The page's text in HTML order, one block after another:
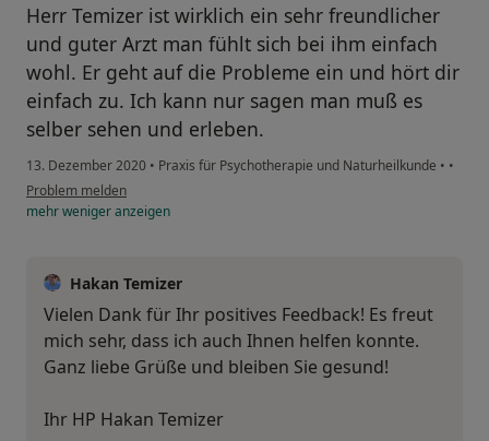
Herr Temizer ist wirklich ein sehr freundlicher
und guter Arzt man fühlt sich bei ihm einfach
wohl. Er geht auf die Probleme ein und hört dir
einfach zu. Ich kann nur sagen man muß es
selber sehen und erleben.
13. Dezember 2020 • Praxis für Psychotherapie und Naturheilkunde • •
Problem melden
mehrwenigeranzeigen
Hakan Temizer
Vielen Dank für Ihr positives Feedback! Es freut
mich sehr, dass ich auch Ihnen helfen konnte.
Ganz liebe Grüße und bleiben Sie gesund!
Ihr HP Hakan Temizer